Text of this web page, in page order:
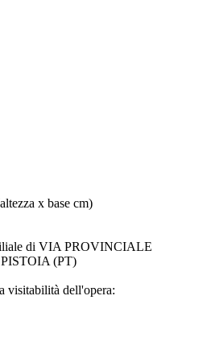
x base cm)
di VIA PROVINCIALE
(PT)
visitabilità dell'opera: